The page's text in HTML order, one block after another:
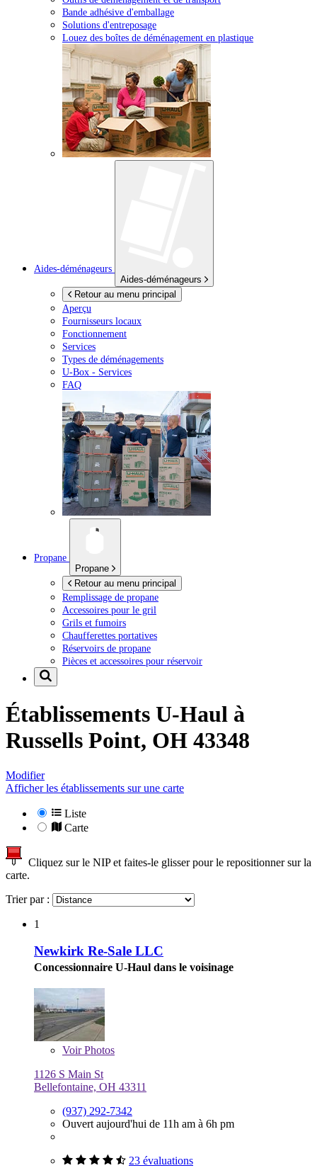
Bande adhésive d'emballage
Solutions d'entreposage
Louez des boîtes de déménagement en plastique
Aides-déménageurs
Aides-déménageurs
Retour au menu principal
Aperçu
Fournisseurs locaux
Fonctionnement
Services
Types de déménagements
U-Box - Services
FAQ
Propane
Propane
Retour au menu principal
Remplissage de propane
Accessoires pour le gril
Grils et fumoirs
Chaufferettes portatives
Réservoirs de propane
Pièces et accessoires pour réservoir
Établissements U-Haul à
Russells Point, OH 43348
Modifier
Afficher les établissements sur une carte
Liste
Carte
Cliquez sur le NIP et faites-le glisser pour le repositionner sur la
carte.
Trier par :
1
Newkirk Re-Sale LLC
Concessionnaire U-Haul dans le voisinage
VoirPhotos
1126 S Main St
Bellefontaine, OH 43311
(937) 292-7342
Ouvert aujourd'hui de 11h am à 6h pm
23 évaluations